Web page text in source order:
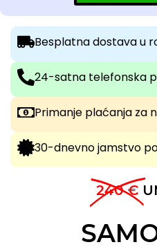
Besplatna dostava u
24-satna telefonska
Primanje plaćanja za
30-dnevno jamstvo
240 €